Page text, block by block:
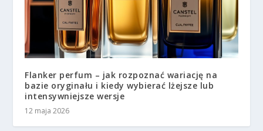
Flanker perfum – jak rozpoznać wariację na
bazie oryginału i kiedy wybierać lżejsze lub
intensywniejsze wersje
12 maja 2026